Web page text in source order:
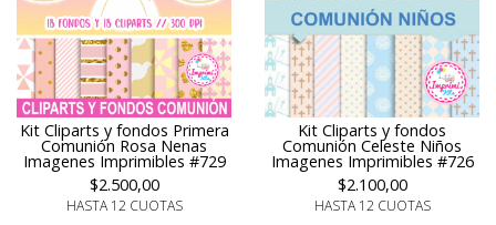
Kit Cliparts y fondos Primera
Comunión Rosa Nenas
Imagenes Imprimibles #729
$2.500,00
HASTA 12 CUOTAS
Kit Cliparts y fondos
Comunión Celeste Niños
Imagenes Imprimibles #726
$2.100,00
HASTA 12 CUOTAS